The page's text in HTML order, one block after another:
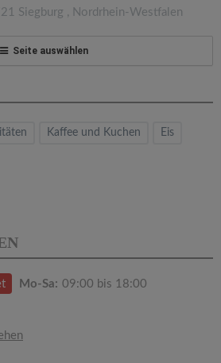
Siegburg , Nordrhein-Westfalen
Seite auswählen
Kaffee und Kuchen Eis
Mo-Sa: 09:00 bis 18:00